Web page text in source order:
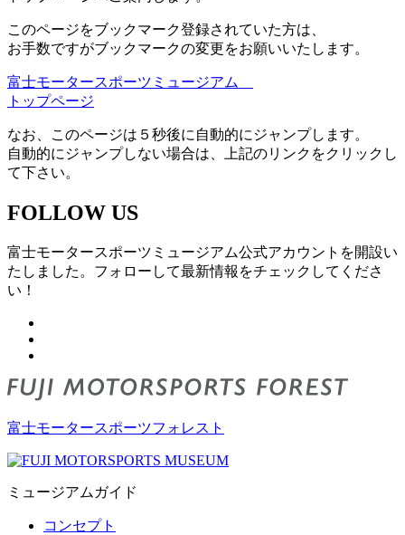
このページをブックマーク登録されていた方は、
お手数ですがブックマークの変更をお願いいたします。
富士モータースポーツミュージアム
トップページ
なお、このページは５秒後に自動的にジャンプします。
自動的にジャンプしない場合は、上記のリンクをクリックし
て下さい。
FOLLOW US
富士モータースポーツミュージアム公式アカウントを開設い
たしました。フォローして最新情報をチェックしてくださ
い！
富士モータースポーツフォレスト
ミュージアムガイド
コンセプト